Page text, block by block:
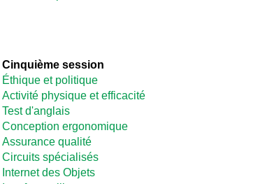
Cinquième session
Éthique et politique
Activité physique et efficacité
Test d'anglais
Conception ergonomique
Assurance qualité
Circuits spécialisés
Internet des Objets